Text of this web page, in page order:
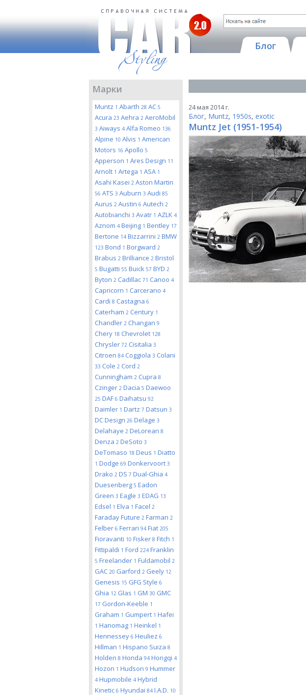
Блог
Марки
Muntz 1 Abarth 28 AC 5
Acura 23 Aehra 2 AeroMobil
3 Aiways 4 Alfa Romeo 136
Alpine 10 Alvis 1 American
Motors 16 Apollo 5
Apperson 1 Ares Design 11
Arnolt 1 Artega 1 ASA 1
Asahi Kasei 2 Aston Martin
56 ATS 3 Auburn 3 Audi 85
Aurus 2 Austin 6 Autech 2
Autobianchi 3 Avatr 1 AZLK 4
Aznom 4 Beijing 1 Bentley 17
Bertone 14 Bizzarrini 2 BMW
123 Bond 1 Borgward 2
Brabus 2 Brilliance 2 Bristol
5 Bugatti 55 Buick 57 BYD 2
Byton 2 Cadillac 71 Canoo 4
Capricorn 1 Carcerano 4
Cardi 8 Castagna 6
Caterham 2 Century 1
Chandler 2 Changan 9
Chery 18 Chevrolet 128
Chrysler 72 Cisitalia 3
Citroen 84 Coggiola 3 Colani
33 Cole 2 Cord 2
Cunningham 2 Cupra 8
Czinger 2 Dacia 5 Daewoo
25 DAF 6 Daihatsu 92
Daimler 1 Dartz 7 Datsun 3
DC Design 26 Delage 3
Delahaye 2 DeLorean 8
Denza 2 DeSoto 3
DeTomaso 18 Deus 1 Diatto
1 Dodge 69 Donkervoort 3
Drako 2 DS 7 Dual-Ghia 4
Duesenberg 5 Eadon
Green 3 Eagle 3 EDAG 13
Edsel 1 Elva 1 Facel 2
Faraday Future 2 Farman 2
Felber 6 Ferrari 94 Fiat 205
Fioravanti 10 Fisker 8 Fitch 1
Fittipaldi 1 Ford 224 Franklin
5 Freelander 1 Fuldamobil 2
GAC 20 Garford 2 Geely 12
Genesis 15 GFG Style 6
Ghia 12 Glas 1 GM 30 GMC
17 Gordon-Keeble 1
Graham 1 Gumpert 1 Hafei
1 Hanomag 1 Heinkel 1
Hennessey 6 Heuliez 6
Hillman 1 Hispano Suiza 8
Holden 8 Honda 94 Hongqi 4
Hozon 1 Hudson 9 Hummer
4 Hupmobile 4 Hybrid
Kinetic 6 Hyundai 84 I.A.D. 10
24 мая 2014 г.
Блог, Muntz, 1950s, exotic
Muntz Jet (1951-1954)